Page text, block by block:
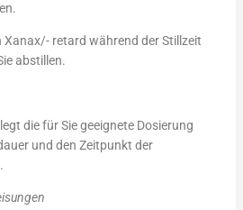
Xanax/- retard während der Stillzeit
abstillen.
die für Sie geeignete Dosierung
und den Zeitpunkt der